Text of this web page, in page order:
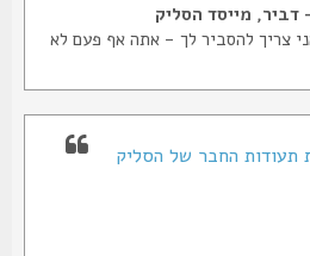
להסביר לך - אתה אף פעם לא